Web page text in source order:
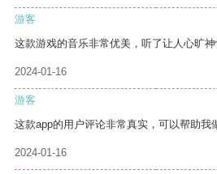
游客
这款游戏的音乐非常优美，听了让人心旷神
2024-01-16
游客
这款app的用户评论非常真实，可以帮助我
2024-01-16